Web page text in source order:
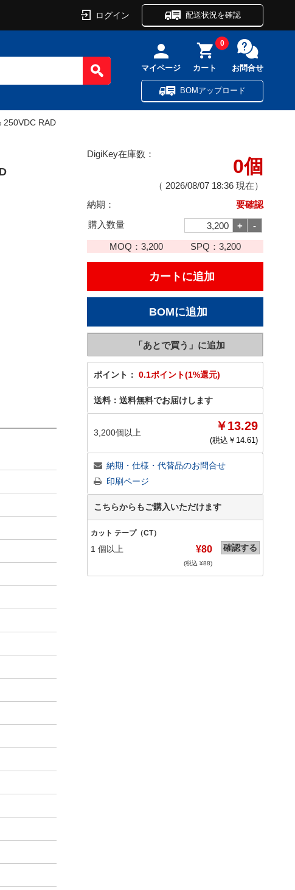
ログイン 配送状況を確認
マイページ カート
0
お問合せ
BOMアップロード
250VDC RAD
DigiKey在庫数：
0個
（ 2026/08/07 18:36 現在）
納期：
要確認
購入数量
MOQ：3,200 SPQ： 3,200
ポイント： 0.1ポイント(1%還元)
送料： 送料無料でお届けします
3,200個以上 ￥13.29
(税込￥ 14.61)
納期・仕様・代替品のお問合せ
印刷ページ
こちらからもご購入いただけます
カット テープ（CT）
1 個以上 ¥80
(税込 ¥88)
確認する